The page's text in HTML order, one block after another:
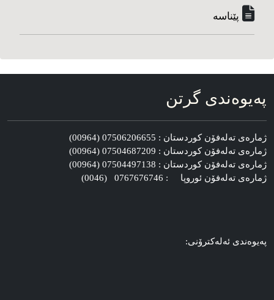
پێناسه‌
په‌یوه‌ندی گرتن
ژماره‌ی ته‌له‌فۆن کوردستان : 07506206655 (00964)
ژماره‌ی ته‌له‌فۆن کوردستان : 07504687209 (00964)
ژماره‌ی ته‌له‌فۆن کوردستان : 07504497138 (00964)
ژماره‌ی ته‌له‌فۆن ئوروپا : 0767676746 (0046)
په‌یوه‌ندی ئه‌له‌کترۆنی: